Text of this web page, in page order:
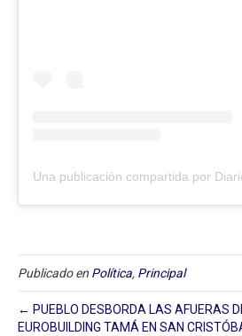
Publicado en Política, Principal
← PUEBLO DESBORDA LAS AFUERAS
EUROBUILDING TAMÁ EN SAN